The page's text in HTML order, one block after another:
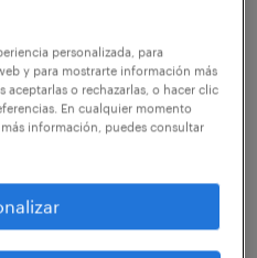
sus datos,
es el desafío
actual.
está
daños
personalizada, para
y para mostrarte información más
aceptarlas o rechazarlas, o hacer clic
En cualquier momento
información, puedes consultar